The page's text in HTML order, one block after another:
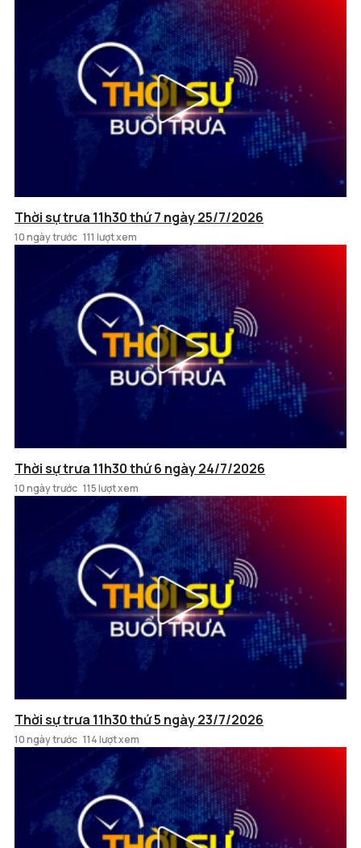
Thời sự trưa 11h30 thứ 7 ngày 25/7/2026
10 ngày trước 111 lượt xem
Thời sự trưa 11h30 thứ 6 ngày 24/7/2026
10 ngày trước 115 lượt xem
Thời sự trưa 11h30 thứ 5 ngày 23/7/2026
10 ngày trước 114 lượt xem